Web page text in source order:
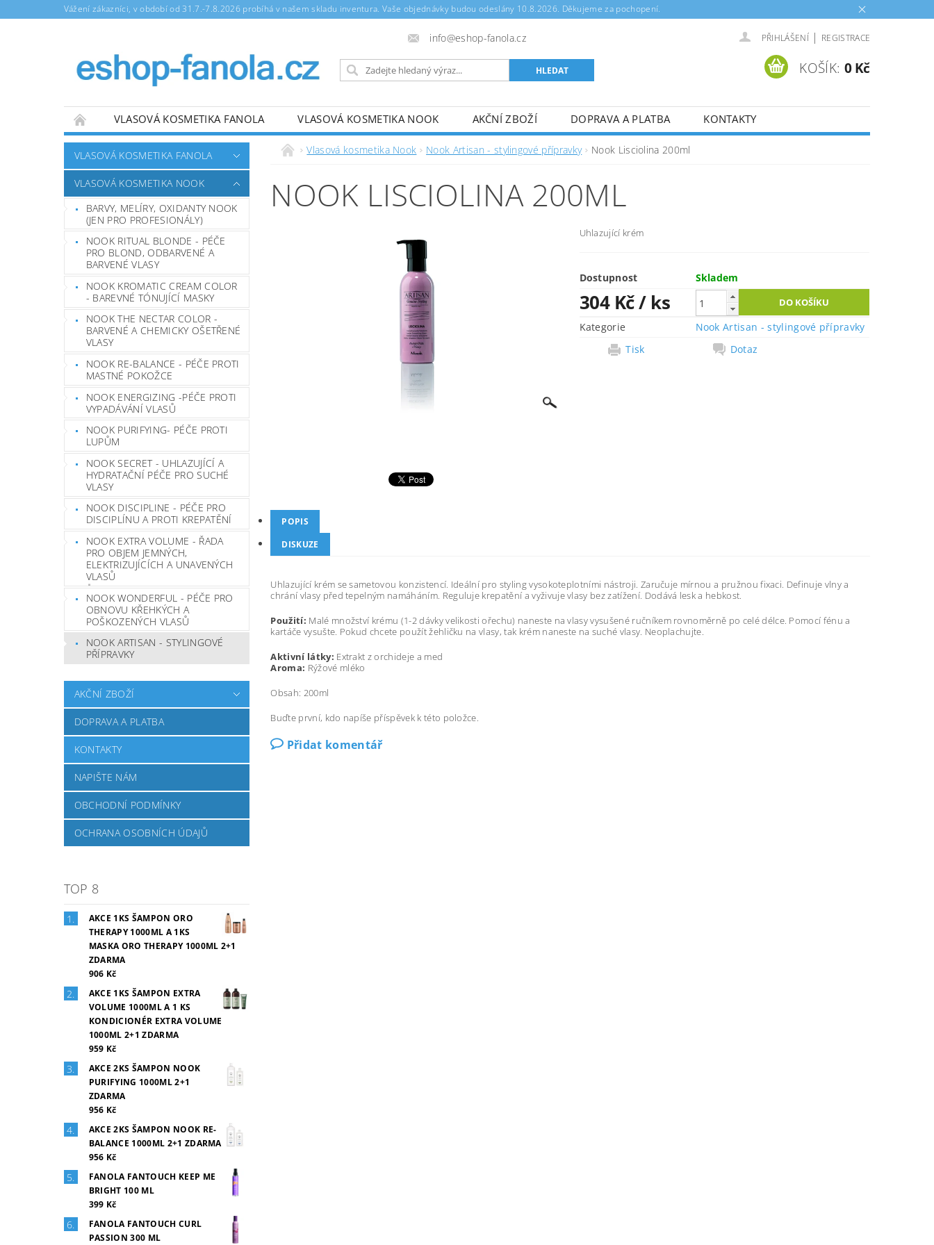
Vážení zákazníci, v období od 31.7.-7.8.2026 probíhá v našem skladu inventura. Vaše objednávky budou odeslány 10.8.2026. Děkujeme za pochopení.
info@eshop-fanola.cz PŘIHLÁŠENÍ | REGISTRACE
KOŠÍK: 0 Kč
VLASOVÁ KOSMETIKA FANOLA VLASOVÁ KOSMETIKA NOOK AKČNÍ ZBOŽÍ DOPRAVA A PLATBA
KONTAKTY
NAPIŠTE NÁM
OBCHODNÍ PODMÍNKY OCHRANA OSOBNÍCH ÚDAJŮ
VLASOVÁ KOSMETIKA FANOLA
VLASOVÁ KOSMETIKA NOOK
BARVY, MELÍRY, OXIDANTY NOOK
(JEN PRO PROFESIONÁLY)
NOOK RITUAL BLONDE - PÉČE
PRO BLOND, ODBARVENÉ A
BARVENÉ VLASY
NOOK KROMATIC CREAM COLOR
- BAREVNÉ TÓNUJÍCÍ MASKY
NOOK THE NECTAR COLOR -
BARVENÉ A CHEMICKY OŠETŘENÉ
VLASY
NOOK RE-BALANCE - PÉČE PROTI
MASTNÉ POKOŽCE
NOOK ENERGIZING -PÉČE PROTI
VYPADÁVÁNÍ VLASŮ
NOOK PURIFYING- PÉČE PROTI
LUPŮM
NOOK SECRET - UHLAZUJÍCÍ A
HYDRATAČNÍ PÉČE PRO SUCHÉ
VLASY
NOOK DISCIPLINE - PÉČE PRO
DISCIPLÍNU A PROTI KREPATĚNÍ
NOOK EXTRA VOLUME - ŘADA
PRO OBJEM JEMNÝCH,
ELEKTRIZUJÍCÍCH A UNAVENÝCH
VLASŮ
NOOK WONDERFUL - PÉČE PRO
OBNOVU KŘEHKÝCH A
POŠKOZENÝCH VLASŮ
NOOK ARTISAN - STYLINGOVÉ
PŘÍPRAVKY
AKČNÍ ZBOŽÍ
DOPRAVA A PLATBA
KONTAKTY
NAPIŠTE NÁM
OBCHODNÍ PODMÍNKY
OCHRANA OSOBNÍCH ÚDAJŮ
TOP 8
AKCE 1KS ŠAMPON ORO
THERAPY 1000ML A 1KS
MASKA ORO THERAPY 1000ML 2+1
ZDARMA
906 Kč
AKCE 1KS ŠAMPON EXTRA
VOLUME 1000ML A 1 KS
KONDICIONÉR EXTRA VOLUME
1000ML 2+1 ZDARMA
959 Kč
AKCE 2KS ŠAMPON NOOK
PURIFYING 1000ML 2+1
ZDARMA
956 Kč
AKCE 2KS ŠAMPON NOOK RE-
BALANCE 1000ML 2+1 ZDARMA
956 Kč
FANOLA FANTOUCH KEEP ME
BRIGHT 100 ML
399 Kč
FANOLA FANTOUCH CURL
PASSION 300 ML
Vlasová kosmetika Nook Nook Artisan - stylingové přípravky Nook Lisciolina 200ml
NOOK LISCIOLINA 200ML
Uhlazující krém
Dostupnost Skladem
304 Kč/ ks
Kategorie
Nook Artisan - stylingové přípravky
Tisk
Dotaz
POPIS
DISKUZE
Uhlazující krém se sametovou konzistencí. Ideální pro styling vysokoteplotními nástroji. Zaručuje mírnou a pružnou fixaci. Definuje vlny a
chrání vlasy před tepelným namáháním. Reguluje krepatění a vyživuje vlasy bez zatížení. Dodává lesk a hebkost.
Použití: Malé množství krému (1-2 dávky velikosti ořechu) naneste na vlasy vysušené ručníkem rovnoměrně po celé délce. Pomocí fénu a
kartáče vysušte. Pokud chcete použít žehličku na vlasy, tak krém naneste na suché vlasy. Neoplachujte.
Aktivní látky: Extrakt z orchideje a med
Aroma: Rýžové mléko
Obsah: 200ml
Buďte první, kdo napíše příspěvek k této položce.
Přidat komentář